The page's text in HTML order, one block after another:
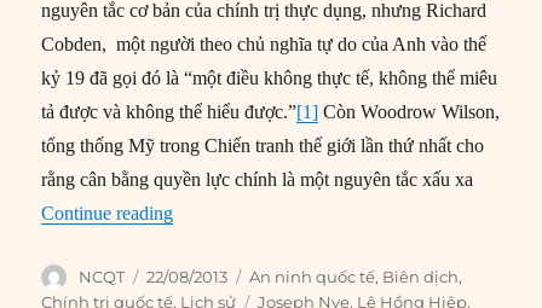
Author
NCQT
Posted
on
22/08/2013 Categories
An ninh quốc tế,Biên dịch
Chính trị quốc tế, Lịch sử Tags
Joseph Nye,Lê Hồng Hiệp,
Understanding International Conflicts
0 Comments
#43 – Darfur và cuộc